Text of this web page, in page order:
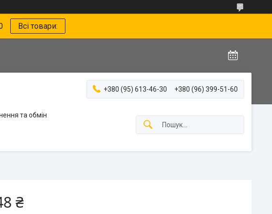
Всі товари:
+380 (95) 613-46-30 +380 (96) 399-51-60
та обмін
₴